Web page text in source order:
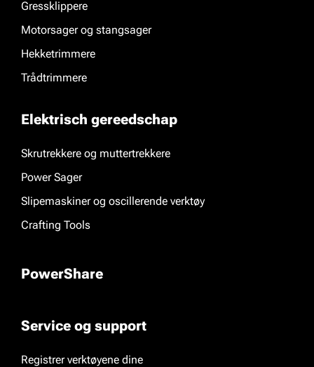
Gressklippere
Motorsager og stangsager
Hekketrimmere
Trådtrimmere
Elektrisch gereedschap
Skrutrekkere og muttertrekkere
Power Sager
Slipemaskiner og oscillerende verktøy
Crafting Tools
PowerShare
Service og support
Registrer verktøyene dine